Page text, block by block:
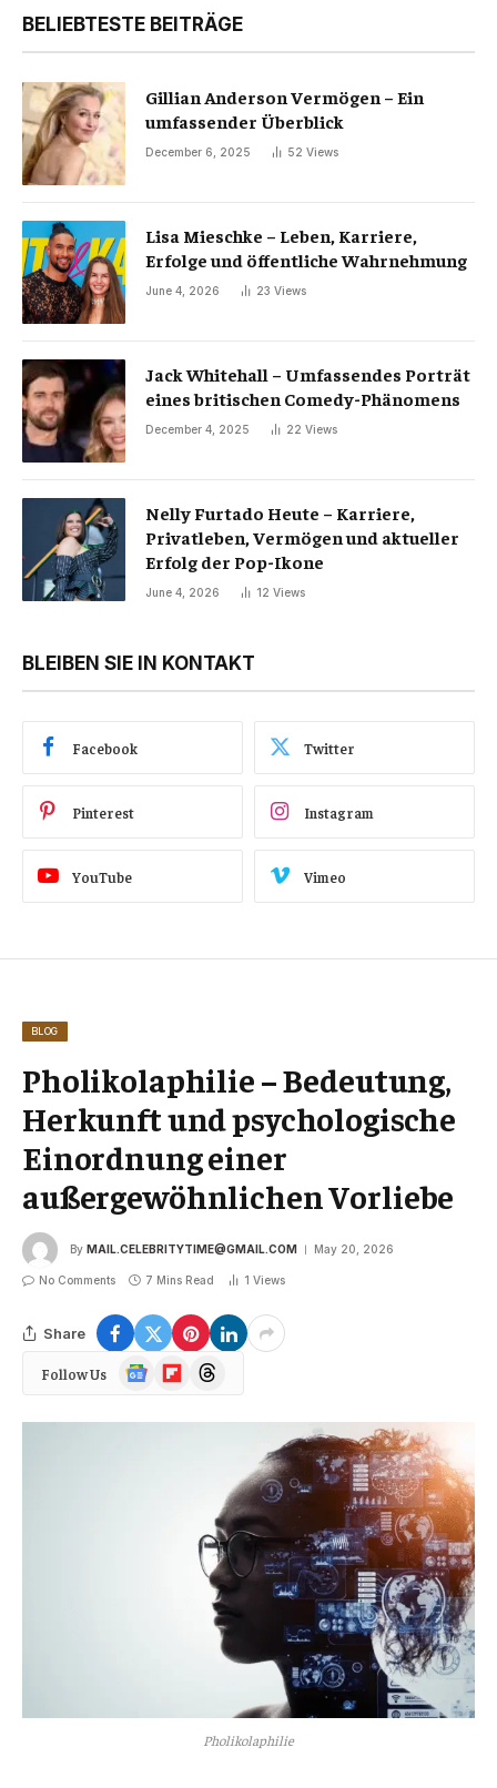
BELIEBTESTE BEITRÄGE
Gillian Anderson Vermögen – Ein
umfassender Überblick
December 6, 2025 52 Views
Lisa Mieschke – Leben, Karriere,
Erfolge und öffentliche Wahrnehmung
June 4, 2026 23 Views
Jack Whitehall – Umfassendes Porträt
eines britischen Comedy-Phänomens
December 4, 2025 22 Views
Nelly Furtado Heute – Karriere,
Privatleben, Vermögen und aktueller
Erfolg der Pop-Ikone
June 4, 2026 12 Views
BLEIBEN SIE IN KONTAKT
Facebook Twitter
Pinterest Instagram
YouTube Vimeo
BLOG
Pholikolaphilie – Bedeutung,
Herkunft und psychologische
Einordnung einer
außergewöhnlichen Vorliebe
By MAIL.CELEBRITYTIME@GMAIL.COM May 20, 2026
No Comments 7 Mins Read 1 Views
Share
Follow Us
GoogleFlipboardThreads
Pholikolaphilie